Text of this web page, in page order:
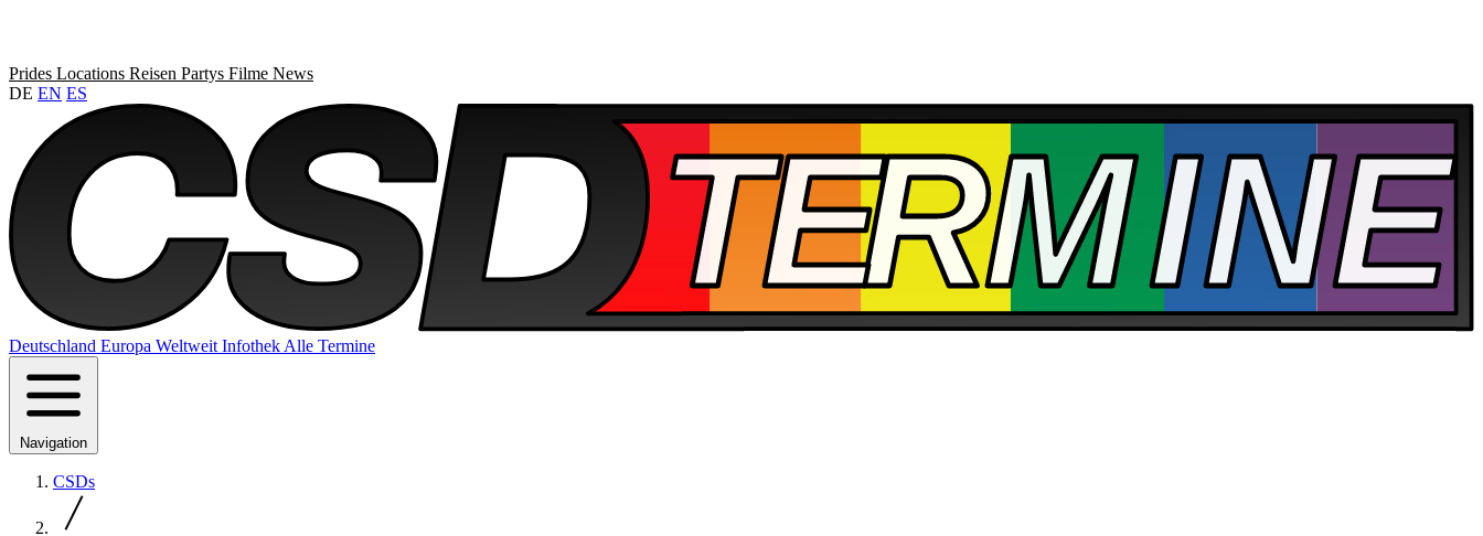
Prides Locations Reisen Partys Filme News
DE EN ES
Deutschland Europa Weltweit Infothek Alle Termine
Navigation
CSDs